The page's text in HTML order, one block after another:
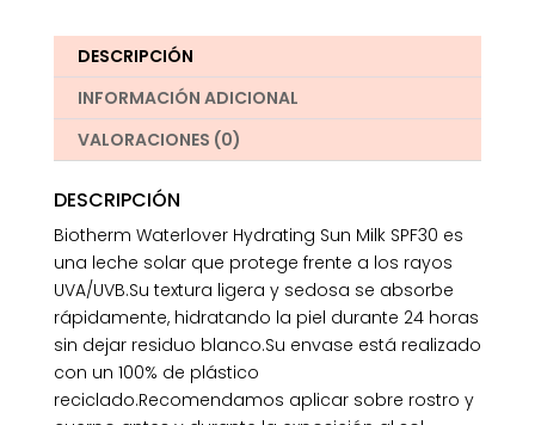
DESCRIPCIÓN
INFORMACIÓN ADICIONAL
VALORACIONES (0)
DESCRIPCIÓN
Biotherm Waterlover Hydrating Sun Milk SPF30 es
una leche solar que protege frente a los rayos
UVA/UVB.Su textura ligera y sedosa se absorbe
rápidamente, hidratando la piel durante 24 horas
sin dejar residuo blanco.Su envase está realizado
con un 100% de plástico
reciclado.Recomendamos aplicar sobre rostro y